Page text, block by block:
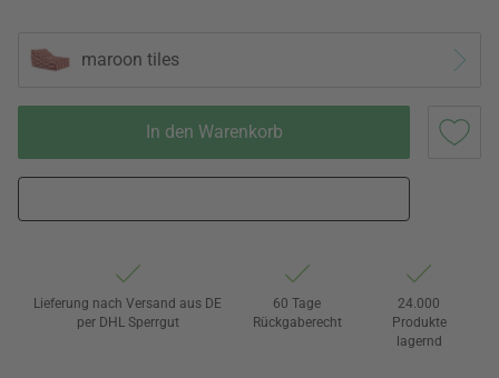
maroon tiles
In den Warenkorb
Lieferung nach Versand aus DE
per DHL Sperrgut
60 Tage
Rückgaberecht
24.000
Produkte
lagernd